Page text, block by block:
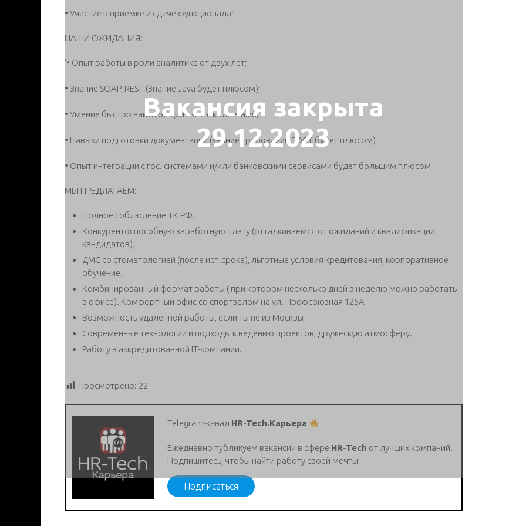
Вакансия закрыта
29.12.2023
• Участие в приемке и сдаче функционала;
НАШИ ОЖИДАНИЯ:
‘• Опыт работы в роли аналитика от двух лет;
• Знание SOAP, REST (Знание Java будет плюсом);
• Умение быстро найти общий язык с коллегами;
• Навыки подготовки документации (знание требований ГОСТ будет плюсом)
• Опыт интеграции с гос. системами и/или банковскими сервисами будет большим плюсом
МЫ ПРЕДЛАГАЕМ:
Полное соблюдение ТК РФ.
Конкурентоспособную заработную плату (отталкиваемся от ожиданий и квалификации
кандидатов).
ДМС со стоматологией (после исп.срока), льготные условия кредитования, корпоративное
обучение.
Комбинированный формат работы ( при котором несколько дней в неделю можно работать
в офисе). Комфортный офис со спортзалом на ул. Профсоюзная 125А
Возможность удаленной работы, если ты не из Москвы
Современные технологии и подходы к ведению проектов, дружескую атмосферу.
Работу в аккредитованной IT-компании.
Просмотрено: 22
Telegram-канал HR-Tech.Карьера
Ежедневно публикуем вакансии в сфере HR-Tech от лучших компаний.
Подпишитесь, чтобы найти работу своей мечты!
Подписаться